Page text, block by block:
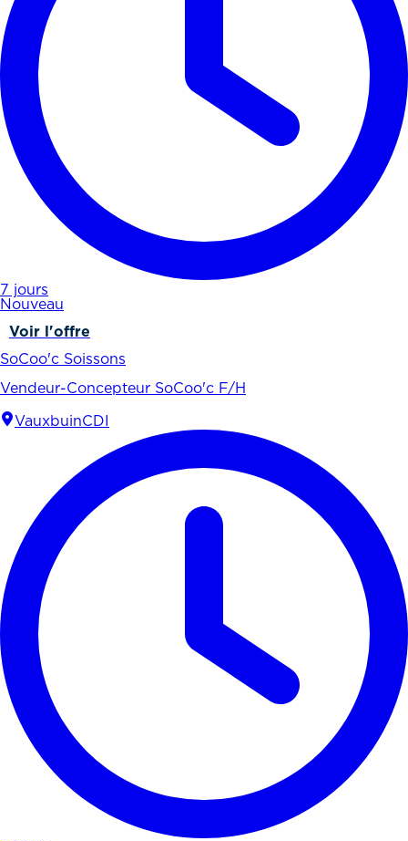
7 jours
Nouveau
Voir l'offre
SoCoo'c Soissons
Vendeur-Concepteur SoCoo'c F/H
VauxbuinCDI